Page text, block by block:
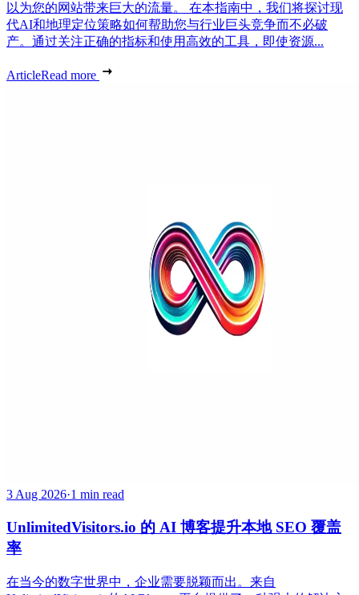
以为您的网站带来巨大的流量。 在本指南中，我们将探讨现
代AI和地理定位策略如何帮助您与行业巨头竞争而不必破
产。通过关注正确的指标和使用高效的工具，即使资源...
ArticleRead more
3 Aug 2026·1 min read
UnlimitedVisitors.io 的 AI 博客提升本地 SEO 覆盖
率
在当今的数字世界中，企业需要脱颖而出。来自